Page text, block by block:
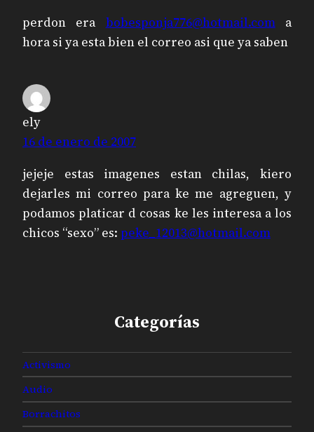
perdon era bobesponja776@hotmail.coma
hora si ya esta bien el correo asi que ya saben
ely
16 de enero de 2007
jejeje estas imagenes estan chilas, kiero
dejarles mi correo para ke me agreguen, y
podamos platicar d cosas ke les interesa a los
chicos “sexo” es: peke_12013@hotmail.com
Categorías
Activismo
Audio
Borrachitos